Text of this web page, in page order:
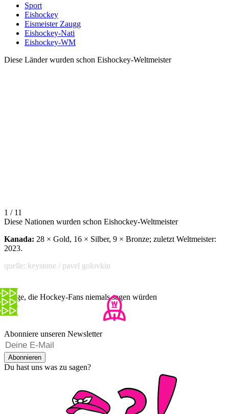
Sport
Eishockey
Eismeister Zaugg
Eishockey-Nati
Eishockey-WM
Diese Länder wurden schon Eishockey-Weltmeister
1 / 11
Diese Nationen wurden schon Eishockey-Weltmeister
Kanada: 28 × Gold, 16 × Silber, 9 × Bronze; zuletzt Weltmeister:
2023.
quelle: keystone / pavel golovkin
Dinge, die Hockey-Fans niemals sagen würden
Abonniere unseren Newsletter
Abonnieren
Du hast uns was zu sagen?